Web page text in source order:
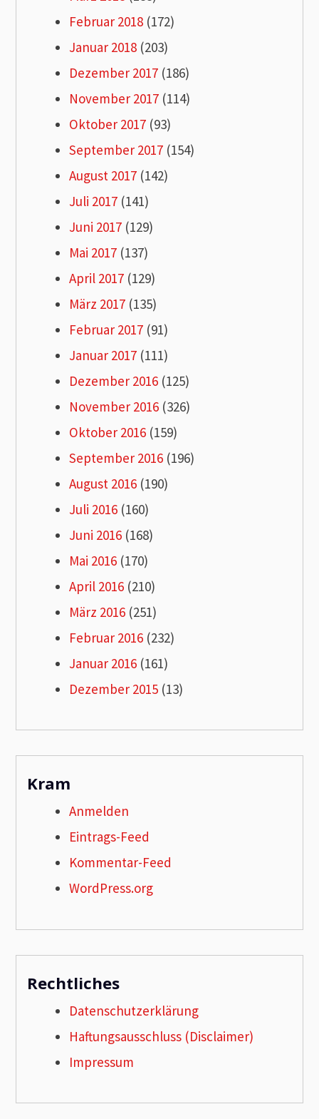
Februar 2018 (172)
Januar 2018 (203)
Dezember 2017 (186)
November 2017 (114)
Oktober 2017 (93)
September 2017 (154)
August 2017 (142)
Juli 2017 (141)
Juni 2017 (129)
Mai 2017 (137)
April 2017 (129)
März 2017 (135)
Februar 2017 (91)
Januar 2017 (111)
Dezember 2016 (125)
November 2016 (326)
Oktober 2016 (159)
September 2016 (196)
August 2016 (190)
Juli 2016 (160)
Juni 2016 (168)
Mai 2016 (170)
April 2016 (210)
März 2016 (251)
Februar 2016 (232)
Januar 2016 (161)
Dezember 2015 (13)
Kram
Anmelden
Eintrags-Feed
Kommentar-Feed
WordPress.org
Rechtliches
Datenschutzerklärung
Haftungsausschluss (Disclaimer)
Impressum